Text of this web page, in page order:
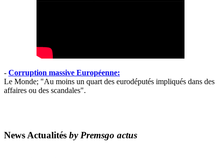
- Corruption massive Européenne:
Le Monde; "Au moins un quart des eurodéputés impliqués dans des
affaires ou des scandales".
News Actualités by Premsgo actus